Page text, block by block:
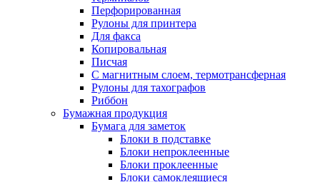
Перфорированная
Рулоны для принтера
Для факса
Копировальная
Писчая
С магнитным слоем, термотрансферная
Рулоны для тахографов
Риббон
Бумажная продукция
Бумага для заметок
Блоки в подставке
Блоки непроклеенные
Блоки проклеенные
Блоки самоклеящиеся